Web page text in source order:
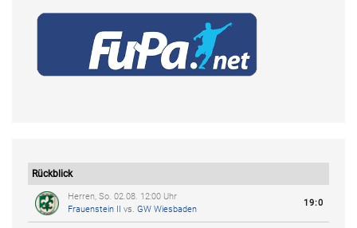
Rückblick
Herren, So. 02.08. 12:00 Uhr
Frauenstein II vs. GW Wiesbaden
19:0